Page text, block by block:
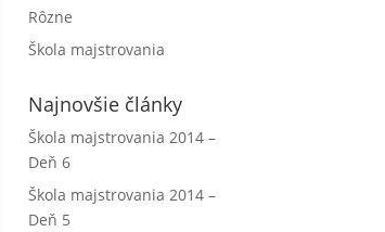
Rôzne
Škola majstrovania
Najnovšie články
Škola majstrovania 2014 –
Deň 6
Škola majstrovania 2014 –
Deň 5